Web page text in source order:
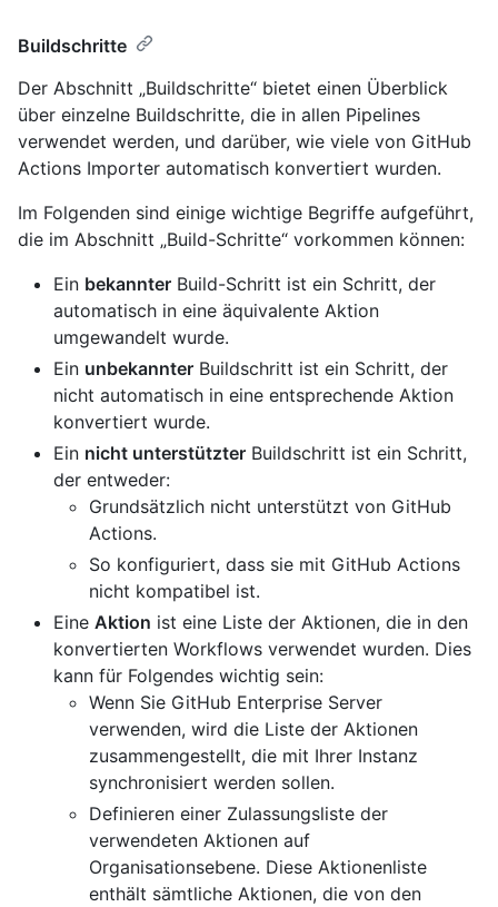
Buildschritte
Der Abschnitt „Buildschritte“ bietet einen Überblick
über einzelne Buildschritte, die in allen Pipelines
verwendet werden, und darüber, wie viele von GitHub
Actions Importer automatisch konvertiert wurden.
Im Folgenden sind einige wichtige Begriffe aufgeführt,
die im Abschnitt „Build-Schritte“ vorkommen können:
Ein bekannter Build-Schritt ist ein Schritt, der
automatisch in eine äquivalente Aktion
umgewandelt wurde.
Ein unbekannter Buildschritt ist ein Schritt, der
nicht automatisch in eine entsprechende Aktion
konvertiert wurde.
Ein nicht unterstützter Buildschritt ist ein Schritt,
der entweder:
Grundsätzlich nicht unterstützt von GitHub
Actions.
So konfiguriert, dass sie mit GitHub Actions
nicht kompatibel ist.
Eine Aktion ist eine Liste der Aktionen, die in den
konvertierten Workflows verwendet wurden. Dies
kann für Folgendes wichtig sein:
Wenn Sie GitHub Enterprise Server
verwenden, wird die Liste der Aktionen
zusammengestellt, die mit Ihrer Instanz
synchronisiert werden sollen.
Definieren einer Zulassungsliste der
verwendeten Aktionen auf
Organisationsebene. Diese Aktionenliste
enthält sämtliche Aktionen, die von den